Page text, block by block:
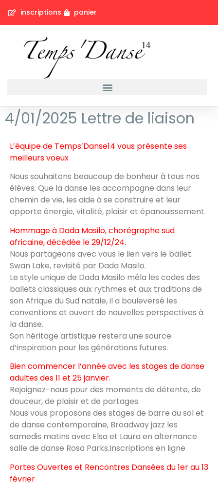
inscriptions panier
4/01/2025 Lettre de liaison
L’équipe de Temps’Danse14 vous présente ses
meilleurs voeux
Nous souhaitons beaucoup de bonheur à tous nos
élèves. Que la danse les accompagne dans leur
chemin de vie, les aide à se construire et leur
apporte énergie, vitalité, plaisir et épanouissement.
Hommage à Dada Masilo, chorégraphe sud
africaine, décédée le 29/12/24.
Nous partageons avec vous le lien vers le ballet
Swan Lake, revisité par Dada Masilo.
Le style unique de Dada Masilo mêla les codes des
ballets classiques aux rythmes et aux traditions de
son Afrique du Sud natale, il a bouleversé les
conventions et ouvert de nouvelles perspectives à
la danse.
Son héritage artistique restera une source
d’inspiration pour les générations futures.
Bien commencer l’année avec les stages de danse
adultes des 11 et 25 janvier.
Rejoignez-nous pour des moments de détente, de
douceur, de plaisir et de partages.
Nous vous proposons des stages de barre au sol et
de danse contemporaine, Broadway jazz les
samedis matins avec Elsa et Laura en alternance
salle de danse Rosa Parks.Inscriptions en ligne
Portes Ouvertes et Rencontres Dansées du 1er au 13
février